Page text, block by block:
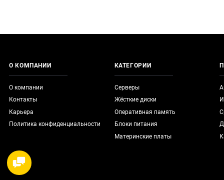
О КОМПАНИИ
О компании
Контакты
Карьера
Политика конфиденциальности
КАТЕГОРИИ
Серверы
Жёсткие диски
Оперативная память
Блоки питания
Материнские платы